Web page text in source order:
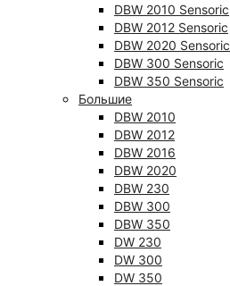
DBW 2010 Sensoric
DBW 2012 Sensoric
DBW 2020 Sensoric
DBW 300 Sensoric
DBW 350 Sensoric
Большие
DBW 2010
DBW 2012
DBW 2016
DBW 2020
DBW 230
DBW 300
DBW 350
DW 230
DW 300
DW 350